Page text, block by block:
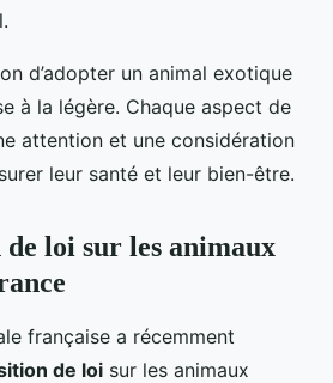
d’adopter un animal exotique
à la légère. Chaque aspect de
attention et une considération
leur santé et leur bien-être.
loi sur les animaux
française a récemment
de loi sur les animaux